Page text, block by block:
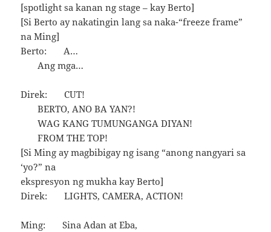
[spotlight sa kanan ng stage – kay Berto]
[Si Berto ay nakatingin lang sa naka-“freeze frame”
na Ming]
Berto: A…
Ang mga…
Direk: CUT!
BERTO, ANO BA YAN?!
WAG KANG TUMUNGANGA DIYAN!
FROM THE TOP!
[Si Ming ay magbibigay ng isang “anong nangyari sa
‘yo?” na
ekspresyon ng mukha kay Berto]
Direk: LIGHTS, CAMERA, ACTION!
Ming: Sina Adan at Eba,